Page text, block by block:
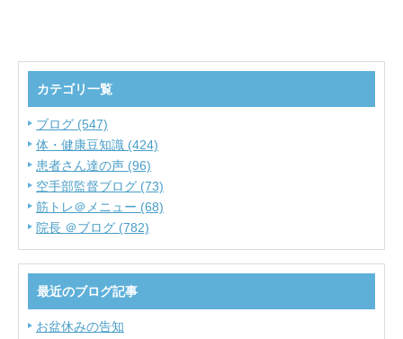
カテゴリ一覧
ブログ (547)
体・健康豆知識 (424)
患者さん達の声 (96)
空手部監督ブログ (73)
筋トレ＠メニュー (68)
院長 ＠ブログ (782)
最近のブログ記事
お盆休みの告知